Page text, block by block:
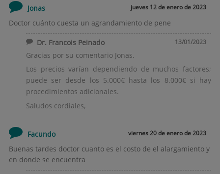
Jonas jueves 12 de enero de 2023
Doctor cuánto cuesta un agrandamiento de pene
Dr. Francois Peinado 13/01/2023
Gracias por su comentario Jonas.
Los precios varían dependiendo de muchos factores;
puede ser desde los 5.000€ hasta los 8.000€ si hay
procedimientos adicionales.
Saludos cordiales,
Facundo viernes 20 de enero de 2023
Buenas tardes doctor cuanto es el costo de el alargamiento y
en donde se encuentra